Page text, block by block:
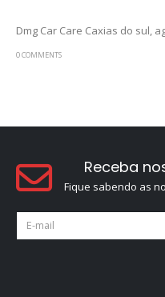
Dmg Car Care Caxias do sul,
0 COMMENTS
Receba
Fique sabendo as